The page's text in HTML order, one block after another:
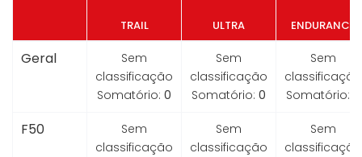
TRAIL ULTRA ENDURANCE
Geral
Sem
classificação
Somatório: 0
Sem
classificação
Somatório: 0
Sem
classificação
Somatório:
F50
Sem
classificação
Sem
classificação
Sem
classificação